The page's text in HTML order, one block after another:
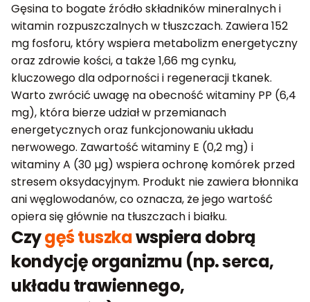
Gęsina to bogate źródło składników mineralnych i
witamin rozpuszczalnych w tłuszczach. Zawiera 152
mg fosforu, który wspiera metabolizm energetyczny
oraz zdrowie kości, a także 1,66 mg cynku,
kluczowego dla odporności i regeneracji tkanek.
Warto zwrócić uwagę na obecność witaminy PP (6,4
mg), która bierze udział w przemianach
energetycznych oraz funkcjonowaniu układu
nerwowego. Zawartość witaminy E (0,2 mg) i
witaminy A (30 µg) wspiera ochronę komórek przed
stresem oksydacyjnym. Produkt nie zawiera błonnika
ani węglowodanów, co oznacza, że jego wartość
opiera się głównie na tłuszczach i białku.
Czygęś tuszkawspiera dobrą
kondycję organizmu (np. serca,
układu trawiennego,